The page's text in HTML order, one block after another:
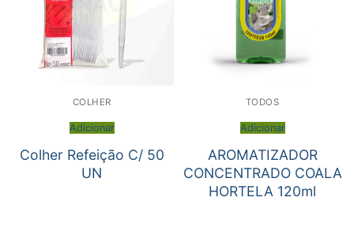
COLHER
Adicionar
Colher Refeição C/ 50
UN
TODOS
Adicionar
AROMATIZADOR
CONCENTRADO COALA
HORTELA 120ml